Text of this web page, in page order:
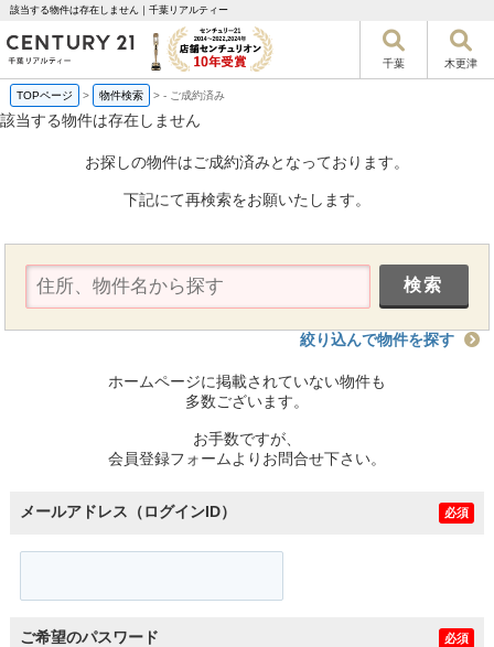
該当する物件は存在しません｜千葉リアルティー
千葉 木更津
TOPページ > 物件検索 >- ご成約済み
該当する物件は存在しません
お探しの物件はご成約済みとなっております。
下記にて再検索をお願いたします。
絞り込んで物件を探す
ホームページに掲載されていない物件も
多数ございます。
お手数ですが、
会員登録フォームよりお問合せ下さい。
メールアドレス（ログインID） 必須
ご希望のパスワード 必須